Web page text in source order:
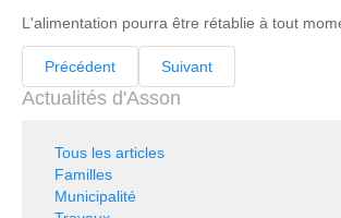
L'alimentation pourra être rétablie à tout
Précédent Suivant
Actualités d'Asson
Tous les articles
Familles
Municipalité